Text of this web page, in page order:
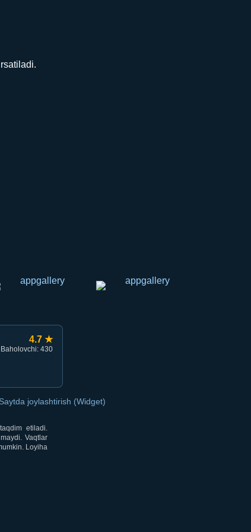
4.7 ★
Baholovchi: 430
Saytda joylashtirish (Widget)
etiladi.
Vaqtlar
Loyiha